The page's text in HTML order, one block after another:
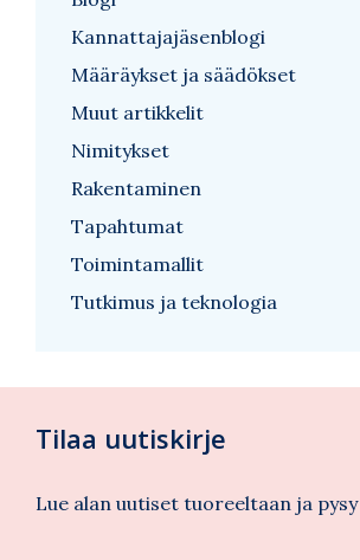
Kannattajajäsenblogi
Määräykset ja säädökset
Muut artikkelit
Nimitykset
Rakentaminen
Tapahtumat
Toimintamallit
Tutkimus ja teknologia
Tilaa uutiskirje
Lue alan uutiset tuoreeltaan ja